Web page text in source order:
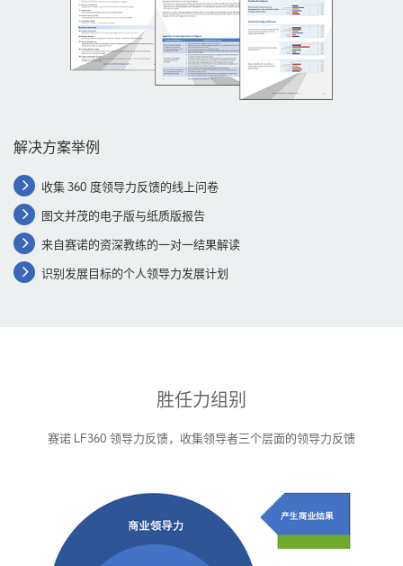
解决方案举例
收集 360 度领导力反馈的线上问卷
图文并茂的电子版与纸质版报告
来自赛诺的资深教练的一对一结果解读
识别发展目标的个人领导力发展计划
胜任力组别
赛诺 LF360 领导力反馈，收集领导者三个层面的领导力反馈